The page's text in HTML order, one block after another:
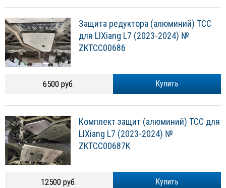
Защита редуктора (алюминий) ТСС
для LIXiang L7 (2023-2024) №
ZKTCC00686
Купить
6500 руб.
Комплект защит (алюминий) ТСС для
LIXiang L7 (2023-2024) №
ZKTCC00687K
Купить
12500 руб.